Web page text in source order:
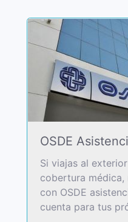
OSDE
Si viajas al
cobertura
con OSDE
cuenta para tus